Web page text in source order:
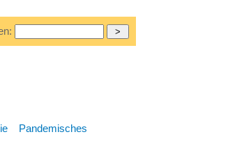
Pandemisches